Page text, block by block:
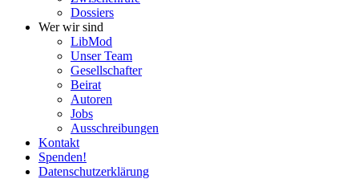
Dossiers
Wer wir sind
LibMod
Unser Team
Gesell­schafter
Beirat
Autoren
Jobs
Ausschrei­bungen
Kontakt
Spenden!
Daten­schutz­er­klärung